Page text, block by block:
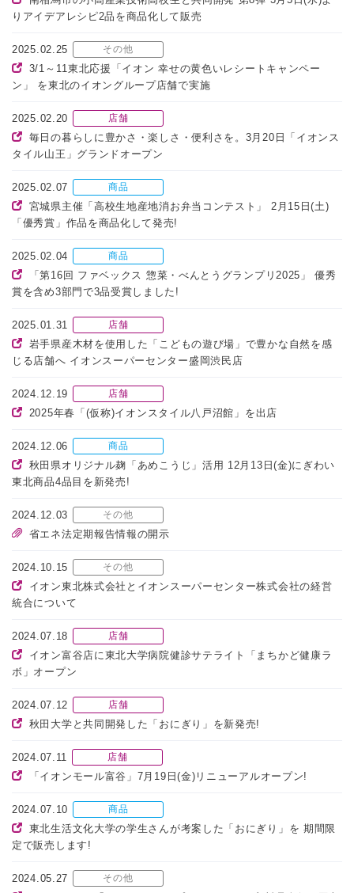
りアイデアレシピ2品を商品化して販売
2025.02.25 その他
3/1～11東北応援「イオン 幸せの黄色いレシートキャンペー
ン」 を東北のイオングループ店舗で実施
2025.02.20 店舗
毎日の暮らしに豊かさ・楽しさ・便利さを。3月20日「イオンス
タイル山王」グランドオープン
2025.02.07 商品
宮城県主催「高校生地産地消お弁当コンテスト」 2月15日(土)
「優秀賞」作品を商品化して発売!
2025.02.04 商品
「第16回 ファベックス 惣菜・べんとうグランプリ2025」 優秀
賞を含め3部門で3品受賞しました!
2025.01.31 店舗
岩手県産木材を使用した「こどもの遊び場」で豊かな自然を感
じる店舗へ イオンスーパーセンター盛岡渋民店
2024.12.19 店舗
2025年春「(仮称)イオンスタイル八戸沼館」を出店
2024.12.06 商品
秋田県オリジナル麹「あめこうじ」活用 12月13日(金)にぎわい
東北商品4品目を新発売!
2024.12.03 その他
省エネ法定期報告情報の開示
2024.10.15 その他
イオン東北株式会社とイオンスーパーセンター株式会社の経営
統合について
2024.07.18 店舗
イオン富谷店に東北大学病院健診サテライト「まちかど健康ラ
ボ」オープン
2024.07.12 店舗
秋田大学と共同開発した「おにぎり」を新発売!
2024.07.11 店舗
「イオンモール富谷」7月19日(金)リニューアルオープン!
2024.07.10 商品
東北生活文化大学の学生さんが考案した「おにぎり」を 期間限
定で販売します!
2024.05.27 その他